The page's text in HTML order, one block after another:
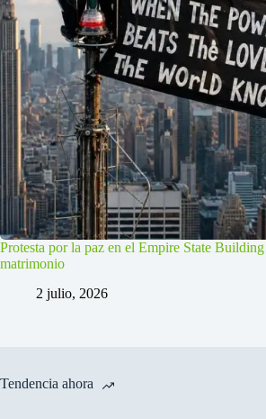
Protesta por la paz en el Empire State
matrimonio
2 julio, 2026
Tendencia ahora